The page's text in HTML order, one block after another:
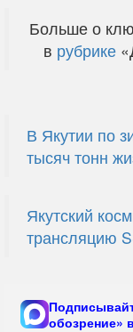
Больше о
в рубрике
В Якутии по
тысяч тонн
Якутский
трансляцию
обозрение»